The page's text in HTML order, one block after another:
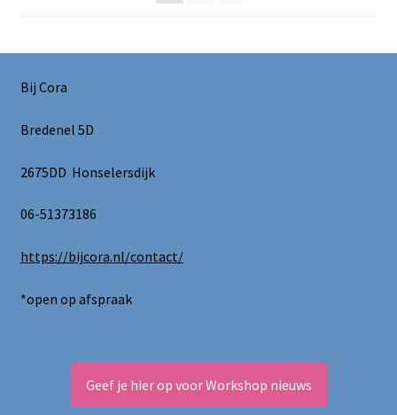
Bij Cora
Bredenel 5D
2675DD Honselersdijk
06-51373186
https://bijcora.nl/contact/
*open op afspraak
Geef je hier op voor Workshop nieuws